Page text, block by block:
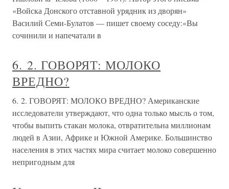
«Войска Донского отставной урядник из дворян»
Василий Семи-Булатов — пишет своему соседу:«Вы
сочинили и напечатали в
6. 2. ГОВОРЯТ: МОЛОКО
ВРЕДНО?
6. 2. ГОВОРЯТ: МОЛОКО ВРЕДНО? Американские
исследователи утверждают, что одна только мысль о том,
чтобы выпить стакан молока, отвратительна миллионам
людей в Азии, Африке и Южной Америке. Большинство
населения в этих частях мира считает молоко совершенно
непригодным для